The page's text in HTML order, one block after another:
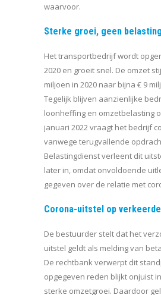
waarvoor.
Sterke groei, geen
Het transportbedrijf wordt
2020 en groeit snel. De omzet
miljoen in 2020 naar bijna € 9
Tegelijk blijven aanzienlijke
loonheffing en omzetbelasting
januari 2022 vraagt het bedrijf
vanwege terugvallende
Belastingdienst verleent dit
later in, omdat onvoldoende
gegeven over de relatie met
Corona-uitstel op
De bestuurder stelt dat het
uitstel geldt als melding van
De rechtbank verwerpt dit
opgegeven reden blijkt onjuist
sterke omzetgroei. Daardoor